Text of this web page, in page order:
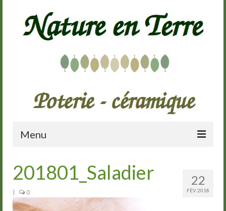
Menu
Présentation
Galerie
22
FÉV 2018
201801_Saladier
| 0